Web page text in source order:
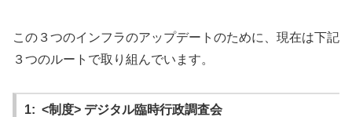
この３つのインフラのアップデートのために、現在は下記
３つのルートで取り組んでいます。
1: <制度> デジタル臨時行政調査会